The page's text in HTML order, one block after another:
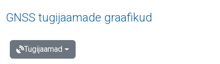
GNSS tugijaamade graafikud
Tugijaamad